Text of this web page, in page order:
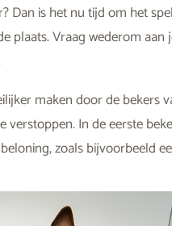
Dan is het nu tijd om het
plaats. Vraag wederom
maken door de bekers
verstoppen. In de eerste
zoals bijvoorbeeld